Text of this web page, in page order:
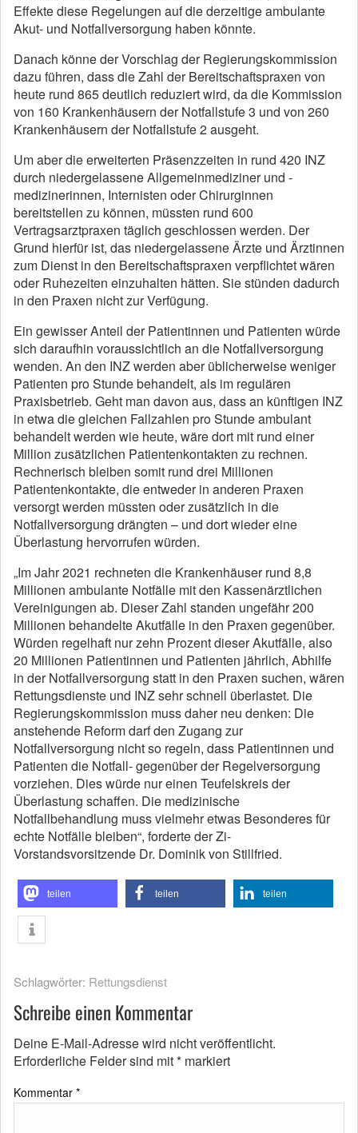
Effekte diese Regelungen auf die derzeitige ambulante
Akut- und Notfallversorgung haben könnte.
Danach könne der Vorschlag der Regierungskommission
dazu führen, dass die Zahl der Bereitschaftspraxen von
heute rund 865 deutlich reduziert wird, da die Kommission
von 160 Krankenhäusern der Notfallstufe 3 und von 260
Krankenhäusern der Notfallstufe 2 ausgeht.
Um aber die erweiterten Präsenzzeiten in rund 420 INZ
durch niedergelassene Allgemeinmediziner und -
medizinerinnen, Internisten oder Chirurginnen
bereitstellen zu können, müssten rund 600
Vertragsarztpraxen täglich geschlossen werden. Der
Grund hierfür ist, das niedergelassene Ärzte und Ärztinnen
zum Dienst in den Bereitschaftspraxen verpflichtet wären
oder Ruhezeiten einzuhalten hätten. Sie stünden dadurch
in den Praxen nicht zur Verfügung.
Ein gewisser Anteil der Patientinnen und Patienten würde
sich daraufhin voraussichtlich an die Notfallversorgung
wenden. An den INZ werden aber üblicherweise weniger
Patienten pro Stunde behandelt, als im regulären
Praxisbetrieb. Geht man davon aus, dass an künftigen INZ
in etwa die gleichen Fallzahlen pro Stunde ambulant
behandelt werden wie heute, wäre dort mit rund einer
Million zusätzlichen Patientenkontakten zu rechnen.
Rechnerisch bleiben somit rund drei Millionen
Patientenkontakte, die entweder in anderen Praxen
versorgt werden müssten oder zusätzlich in die
Notfallversorgung drängten – und dort wieder eine
Überlastung hervorrufen würden.
„Im Jahr 2021 rechneten die Krankenhäuser rund 8,8
Millionen ambulante Notfälle mit den Kassenärztlichen
Vereinigungen ab. Dieser Zahl standen ungefähr 200
Millionen behandelte Akutfälle in den Praxen gegenüber.
Würden regelhaft nur zehn Prozent dieser Akutfälle, also
20 Millionen Patientinnen und Patienten jährlich, Abhilfe
in der Notfallversorgung statt in den Praxen suchen, wären
Rettungsdienste und INZ sehr schnell überlastet. Die
Regierungskommission muss daher neu denken: Die
anstehende Reform darf den Zugang zur
Notfallversorgung nicht so regeln, dass Patientinnen und
Patienten die Notfall- gegenüber der Regelversorgung
vorziehen. Dies würde nur einen Teufelskreis der
Überlastung schaffen. Die medizinische
Notfallbehandlung muss vielmehr etwas Besonderes für
echte Notfälle bleiben“, forderte der Zi-
Vorstandsvorsitzende Dr. Dominik von Stillfried.
teilen teilen teilen
Schlagwörter: Rettungsdienst
Schreibe einen Kommentar
Deine E-Mail-Adresse wird nicht veröffentlicht.
Erforderliche Felder sind mit* markiert
Kommentar *